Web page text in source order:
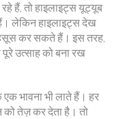
हैं, तो हाइलाइट्स यूट्यूब
लेकिन हाइलाइट्स देख
कर सकते हैं। इस तरह,
उत्साह को बना रख
भावना भी लाते हैं। हर
तेज़ कर देता है। तो